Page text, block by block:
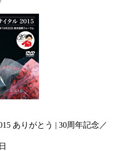
ありがとう | 30周年記念／